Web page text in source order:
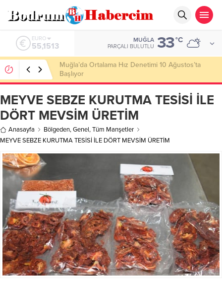
ALTIN
6.635,91
MUĞLA
PARÇALI BULUTLU 33°C
Ankara; “Bodrum’un misyonu, mottosu, vizyonu;
genç oyuncuları parlatıp onlara kariyer
kazandırmak”
MEYVE SEBZE KURUTMA TESİSİ İLE
DÖRT MEVSİM ÜRETİM
Anasayfa Bölgeden,Genel,Tüm Manşetler
MEYVE SEBZE KURUTMA TESİSİ İLE DÖRT MEVSİM ÜRETİM